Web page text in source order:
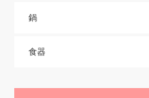
鍋
食器